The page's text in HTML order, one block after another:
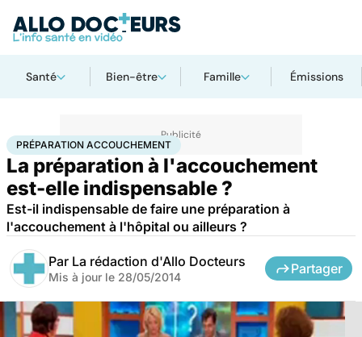
Santé Bien-être Famille Émissions
AccueilFamilleGrossessePréparation accouchement
PRÉPARATION ACCOUCHEMENT
La préparation à l'accouchement
est-elle indispensable ?
Est-il indispensable de faire une préparation à
l'accouchement à l'hôpital ou ailleurs ?
Par La rédaction d'Allo Docteurs
Mis à jour le 28/05/2014
Partager